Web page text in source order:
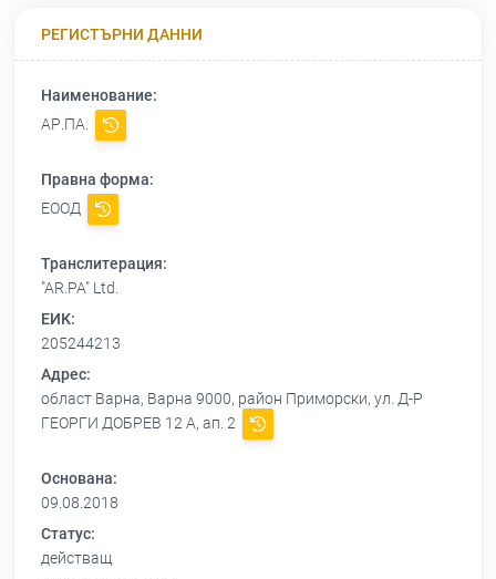
РЕГИСТЪРНИ ДАННИ
Наименование:
АР.ПА.
Правна форма:
ЕООД
Транслитерация:
"AR.PA" Ltd.
ЕИК:
205244213
Адрес:
област Варна, Варна 9000, район Приморски, ул. Д-Р
ГЕОРГИ ДОБРЕВ 12 А, ап. 2
Основана:
09.08.2018
Статус:
действащ